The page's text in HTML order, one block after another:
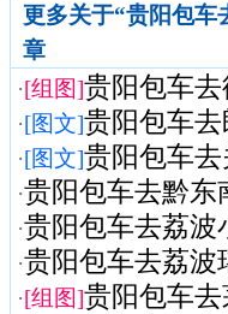
更多关于“贵阳包车
章
·[组图]贵阳包车
·[图文]贵阳包车
·[图文]贵阳包车
·贵阳包车去黔东
·贵阳包车去荔波
·贵阳包车去荔波
·[组图]贵阳包车